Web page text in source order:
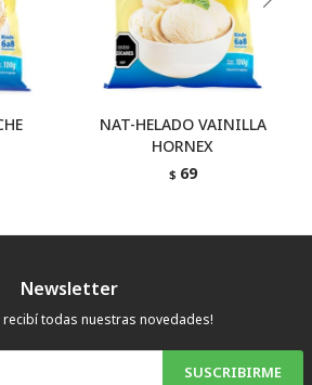
NAT-HELADO VAINILLA
HORNEX
$ 69
Newsletter
recibí todas nuestras novedades!
SUSCRIBIRME